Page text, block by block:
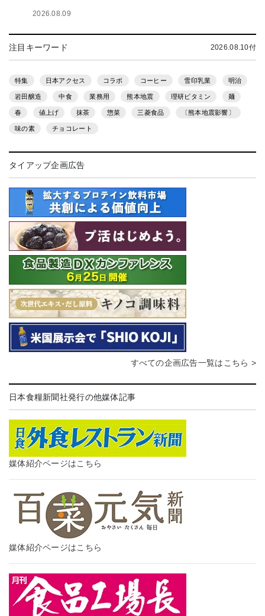
2026.08.09
注目キーワード 2026.08.10付
特集 日本アクセス コラボ コーヒー 雪印乳業 明治
岩田醸造 中食 業務用 熊本地震 理研ビタミン 麺
春 値上げ 抹茶 惣菜 三菱食品 〔熊本地震影響〕
味の素 チョコレート
タイアップ企画広告
すべての企画広告一覧はこちら >
日本食糧新聞社発行の他媒体記事
媒体紹介ページはこちら
媒体紹介ページはこちら